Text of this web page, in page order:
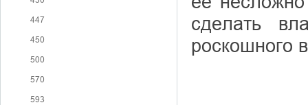
447
450
500
570
593
сделать
роскошного